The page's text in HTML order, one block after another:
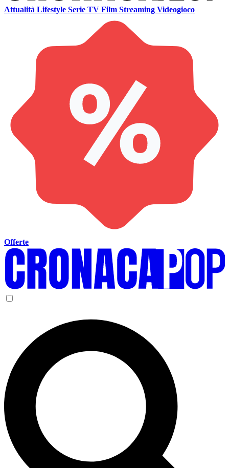
Attualità Lifestyle Serie TV Film Streaming Videogioco
Offerte